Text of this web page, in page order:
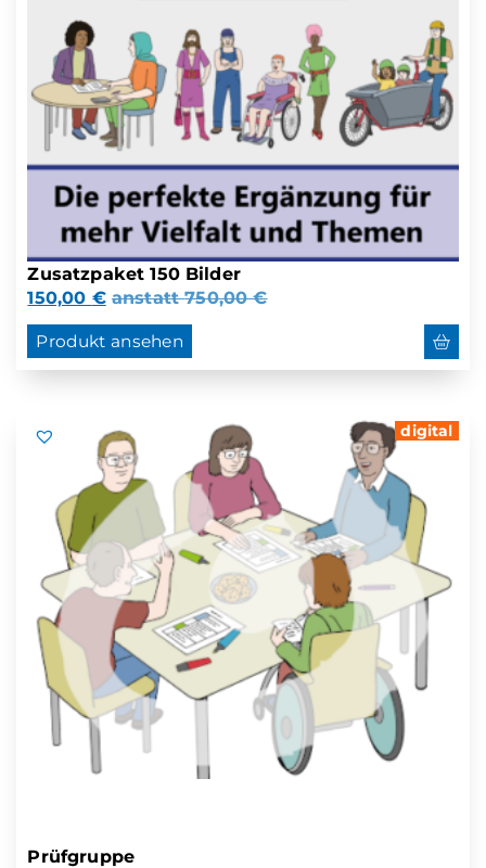
Zusatzpaket 150 Bilder
150,00 € anstatt750,00€
Produkt ansehen
digital
Prüfgruppe